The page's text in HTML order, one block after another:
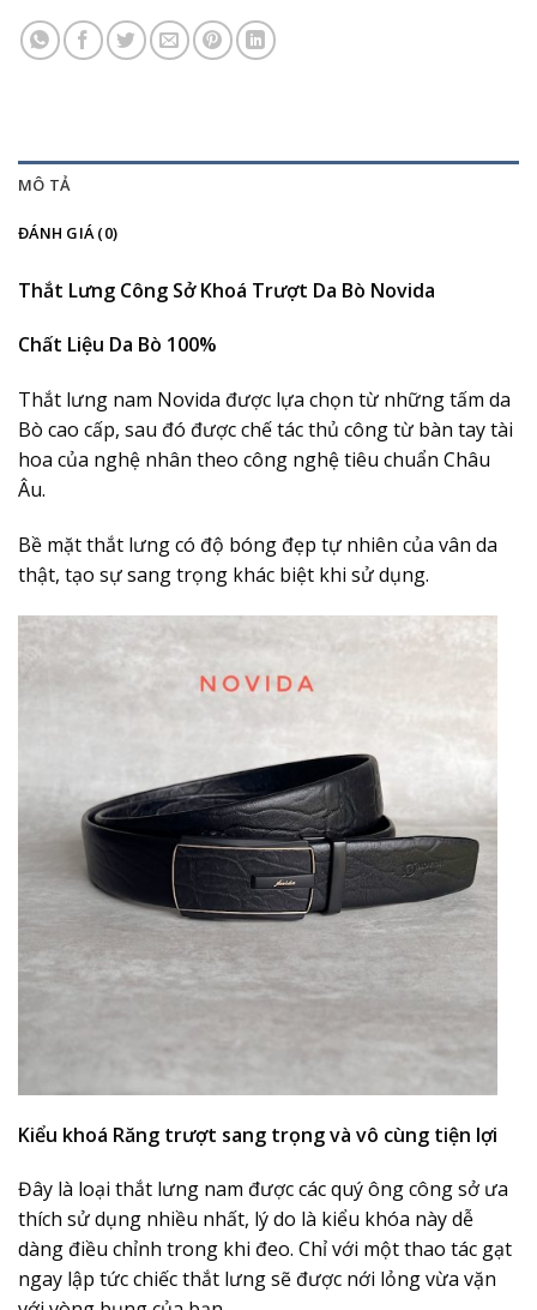
MÔ TẢ
ĐÁNH GIÁ (0)
Thắt Lưng Công Sở Khoá Trượt Da Bò Novida
Chất Liệu Da Bò 100%
Thắt lưng nam Novida được lựa chọn từ những tấm da
Bò cao cấp, sau đó được chế tác thủ công từ bàn tay tài
hoa của nghệ nhân theo công nghệ tiêu chuẩn Châu
Âu.
Bề mặt thắt lưng có độ bóng đẹp tự nhiên của vân da
thật, tạo sự sang trọng khác biệt khi sử dụng.
Kiểu khoá Răng trượt sang trọng và vô cùng tiện lợi
Đây là loại thắt lưng nam được các quý ông công sở ưa
thích sử dụng nhiều nhất, lý do là kiểu khóa này dễ
dàng điều chỉnh trong khi đeo. Chỉ với một thao tác gạt
ngay lập tức chiếc thắt lưng sẽ được nới lỏng vừa vặn